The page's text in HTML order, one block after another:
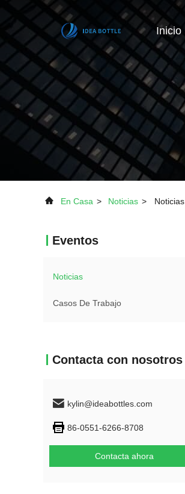
Inicio
En Casa > Noticias >
Eventos
Noticias
Casos De Trabajo
Contacta con nosotros
kylin@ideabottles.com
86-0551-6266-8708
Contacta ahora